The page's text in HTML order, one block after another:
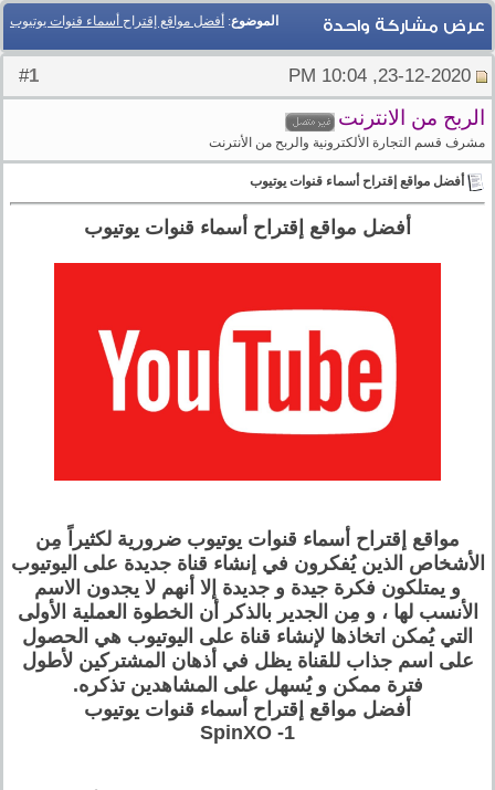
الموضوع: أفضل مواقع إقتراح أسماء قنوات يوتيوب عرض مشاركة واحدة
1
الربح من الانترنت
مشرف قسم التجارة الألكترونية والربح من الأنترنت
أفضل مواقع إقتراح أسماء قنوات يوتيوب
أفضل مواقع إقتراح أسماء قنوات يوتيوب
مواقع إقتراح أسماء قنوات يوتيوب ضرورية لكثيراً مِن
الأشخاص الذين يُفكرون في إنشاء قناة جديدة على اليوتيوب
و يمتلكون فكرة جيدة و جديدة إلا أنهم لا يجدون الاسم
الأنسب لها ، و مِن الجدير بالذكر أن الخطوة العملية الأولى
التي يُمكن اتخاذها لإنشاء قناة على اليوتيوب هي الحصول
على اسم جذاب للقناة يظل في أذهان المشتركين لأطول
فترة ممكن و يُسهل على المشاهدين تذكره.
أفضل مواقع إقتراح أسماء قنوات يوتيوب
1- SpinXO